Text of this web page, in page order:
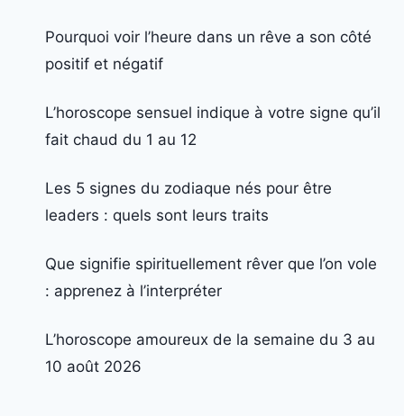
Pourquoi voir l’heure dans un rêve a son côté
positif et négatif
L’horoscope sensuel indique à votre signe qu’il
fait chaud du 1 au 12
Les 5 signes du zodiaque nés pour être
leaders : quels sont leurs traits
Que signifie spirituellement rêver que l’on vole
: apprenez à l’interpréter
L’horoscope amoureux de la semaine du 3 au
10 août 2026